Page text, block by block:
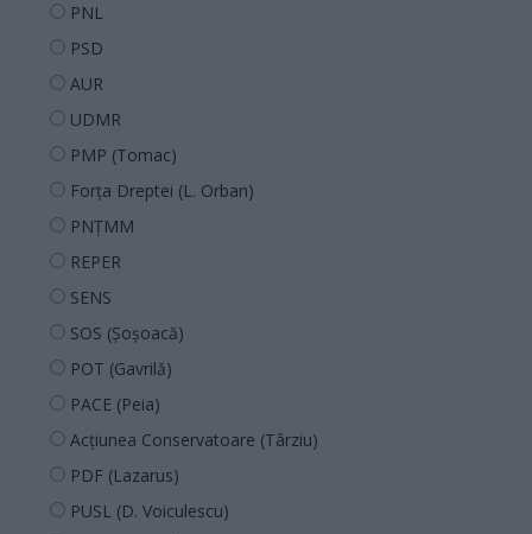
PNL
PSD
AUR
UDMR
PMP (Tomac)
Forța Dreptei (L. Orban)
PNȚMM
REPER
SENS
SOS (Șoșoacă)
POT (Gavrilă)
PACE (Peia)
Acțiunea Conservatoare (Târziu)
PDF (Lazarus)
PUSL (D. Voiculescu)